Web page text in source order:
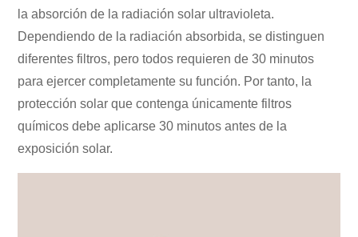
la absorción de la radiación solar ultravioleta.
Dependiendo de la radiación absorbida, se distinguen
diferentes filtros, pero todos requieren de 30 minutos
para ejercer completamente su función. Por tanto, la
protección solar que contenga únicamente filtros
químicos debe aplicarse 30 minutos antes de la
exposición solar.